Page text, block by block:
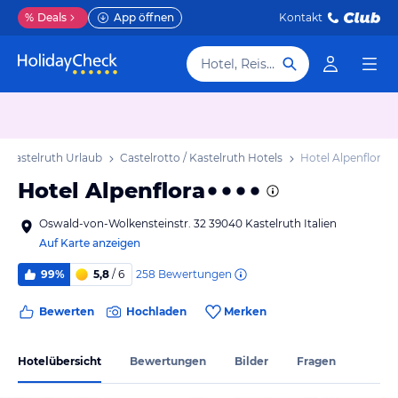
% Deals App öffnen Kontakt
Hotel, Reiseziel
Kastelruth Urlaub Castelrotto / Kastelruth Hotels Hotel Alpenflora
Hotel Alpenflora
Oswald-von-Wolkensteinstr. 32 39040 Kastelruth Italien
Auf Karte anzeigen
99% 5,8 / 6 258 Bewertungen
Bewerten Hochladen Merken
Hotelübersicht Bewertungen Bilder Fragen